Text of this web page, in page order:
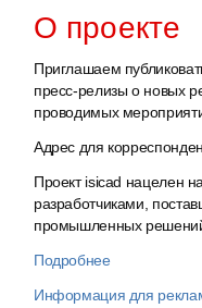
О проекте
Приглашаем
пресс-релизы о новых
проводимых
Адрес для
Проект isicad нацелен
разработчиками,
промышленных решений
Подробнее
Информация для